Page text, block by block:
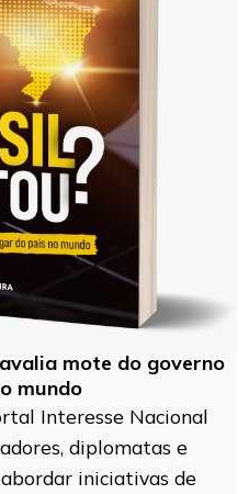
mote do governo
mundo
Interesse Nacional
diplomatas e
iniciativas de